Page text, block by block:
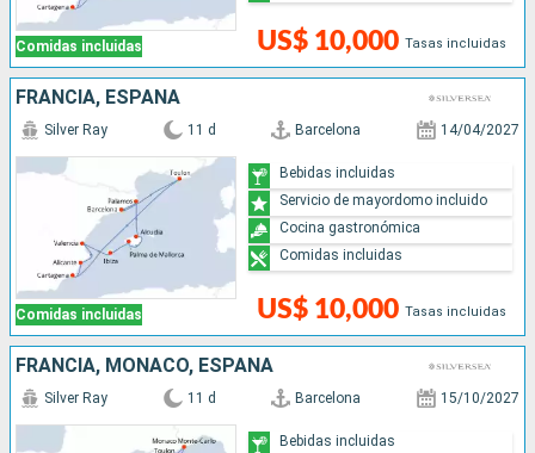
Comidas incluidas US$ 10,000 Tasas incluidas
FRANCIA, ESPAÑA
Comidas incluidas
Silver Ray 11 d Barcelona 14/04/2027
US$ 10,000 Tasas incluidas
Bebidas incluidas
Servicio de mayordomo incluido
Cocina gastronómica
Comidas incluidas
FRANCIA, MONACO, ESPAÑA
Silver Ray 11 d Barcelona 15/10/2027
Bebidas incluidas